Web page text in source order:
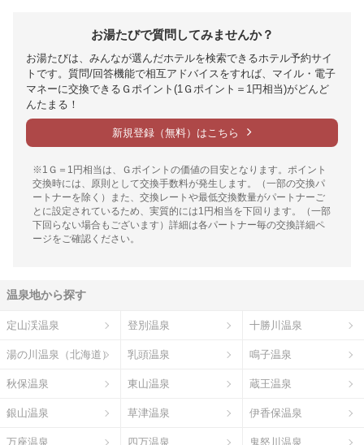
お湯たびで質問してみませんか？
お湯たびは、みんなが選んだホテルを検索できるホテル予約サイ
トです。質問/回答機能で相互アドバイスをすれば、マイル・電子
マネーに交換できるＧポイント(1Ｇポイント＝1円相当)がどんど
んたまる！
新規登録（無料）はこちら
※1Ｇ＝1円相当は、Ｇポイントの価値の目安となります。ポイント
交換時には、原則として交換手数料が発生します。（一部の交換パ
ートナーを除く）また、交換レートや最低交換数量がパートナーご
とに設定されているため、実質的には1円相当を下回ります。（一部
下回らない場合もございます）詳細は各パートナー毎の交換詳細ペ
ージをご確認ください。
温泉地から探す
定山渓温泉 登別温泉 十勝川温泉
湯の川温泉（北海道） 乳頭温泉 鳴子温泉
秋保温泉 東山温泉 蔵王温泉
銀山温泉 草津温泉 伊香保温泉
万座温泉 四万温泉 鬼怒川温泉